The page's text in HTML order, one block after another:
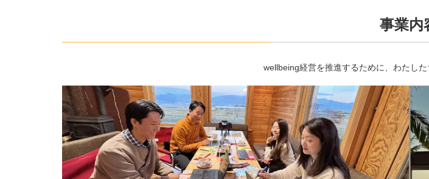
事業内
wellbeing経営を推進するために、わたした